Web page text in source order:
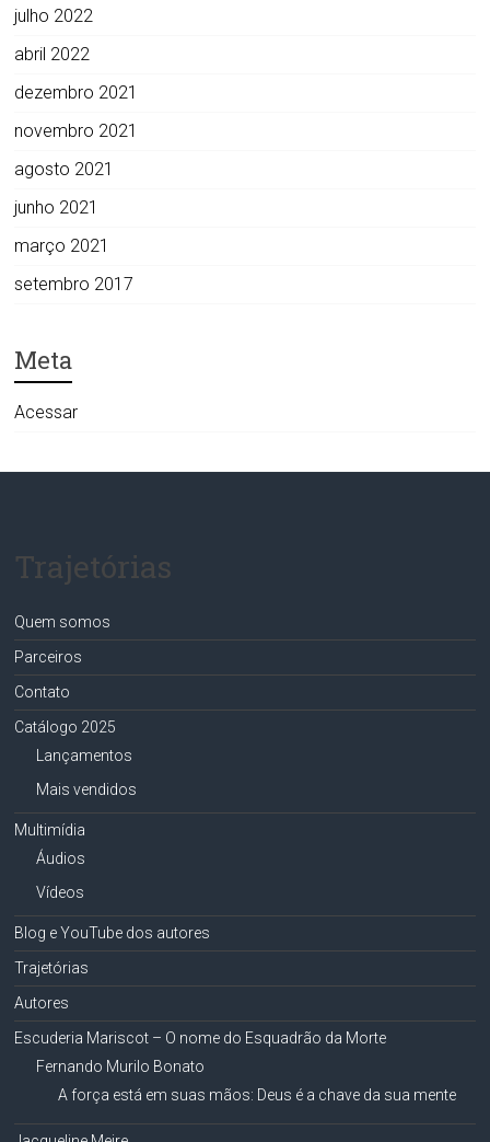
julho 2022
abril 2022
dezembro 2021
novembro 2021
agosto 2021
junho 2021
março 2021
setembro 2017
Meta
Acessar
Trajetórias
Quem somos
Parceiros
Contato
Catálogo 2025
Lançamentos
Mais vendidos
Multimídia
Áudios
Vídeos
Blog e YouTube dos autores
Trajetórias
Autores
Escuderia Mariscot – O nome do Esquadrão da Morte
Fernando Murilo Bonato
A força está em suas mãos: Deus é a chave da sua mente